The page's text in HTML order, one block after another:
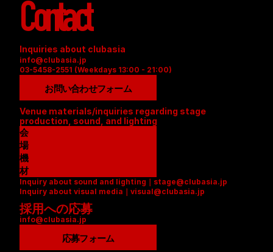
Contact
Inquiries about clubasia
info@clubasia.jp
03-5458-2551 (Weekdays 13:00 - 21:00)
お問い合わせフォーム
Venue materials/inquiries regarding stage
production, sound, and lighting
会
場
資
料
(
P
D
F
機
材
リ
ス
ト
(
D
Inquiry about sound and lighting｜stage@clubasia.jp
Inquiry about visual media｜visual@clubasia.jp
採用への応募
info@clubasia.jp
応募フォーム